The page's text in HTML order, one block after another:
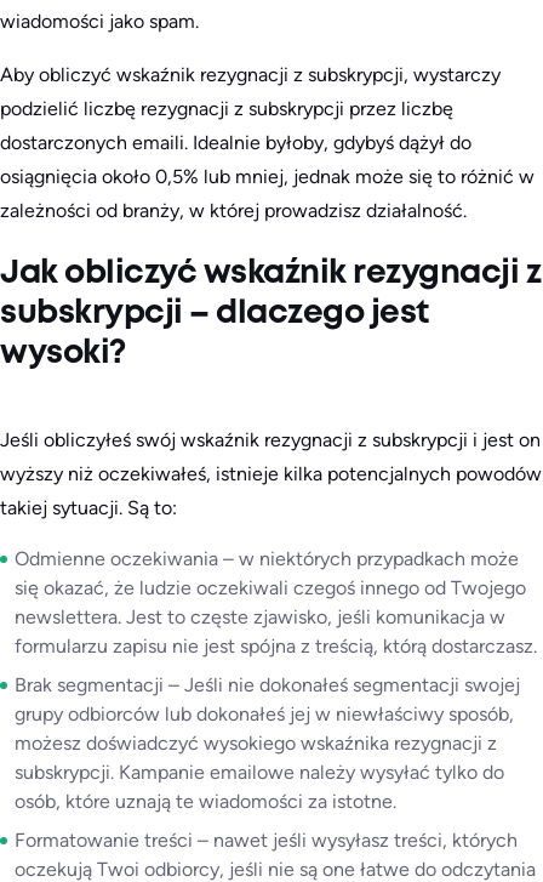
wiadomości jako spam.
Aby obliczyć wskaźnik rezygnacji z subskrypcji, wystarczy
podzielić liczbę rezygnacji z subskrypcji przez liczbę
dostarczonych emaili. Idealnie byłoby, gdybyś dążył do
osiągnięcia około 0,5% lub mniej, jednak może się to różnić w
zależności od branży, w której prowadzisz działalność.
Jak obliczyć wskaźnik rezygnacji z
subskrypcji – dlaczego jest
wysoki?
Jeśli obliczyłeś swój wskaźnik rezygnacji z subskrypcji i jest on
wyższy niż oczekiwałeś, istnieje kilka potencjalnych powodów
takiej sytuacji. Są to:
Odmienne oczekiwania – w niektórych przypadkach może
się okazać, że ludzie oczekiwali czegoś innego od Twojego
newslettera. Jest to częste zjawisko, jeśli komunikacja w
formularzu zapisu nie jest spójna z treścią, którą dostarczasz.
Brak segmentacji – Jeśli nie dokonałeś segmentacji swojej
grupy odbiorców lub dokonałeś jej w niewłaściwy sposób,
możesz doświadczyć wysokiego wskaźnika rezygnacji z
subskrypcji. Kampanie emailowe należy wysyłać tylko do
osób, które uznają te wiadomości za istotne.
Formatowanie treści – nawet jeśli wysyłasz treści, których
oczekują Twoi odbiorcy, jeśli nie są one łatwe do odczytania